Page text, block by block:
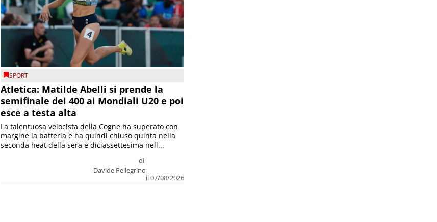
SPORT
Atletica: Matilde Abelli si prende la
semifinale dei 400 ai Mondiali U20 e poi
esce a testa alta
di
Davide Pellegrino
il 07/08/2026
La talentuosa velocista della Cogne ha superato con
margine la batteria e ha quindi chiuso quinta nella
seconda heat della sera e diciassettesima nell...